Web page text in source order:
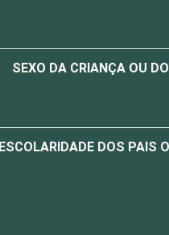
SEXO DA CRIANÇA OU
ESCOLARIDADE DOS PAIS